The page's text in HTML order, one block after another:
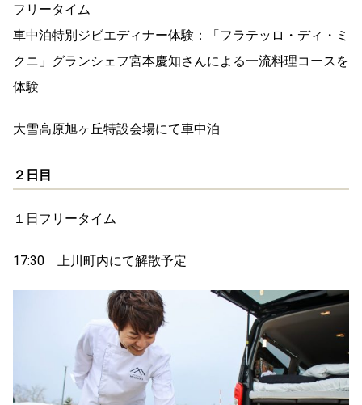
フリータイム
車中泊特別ジビエディナー体験：「フラテッロ・ディ・ミ
クニ」グランシェフ宮本慶知さんによる一流料理コースを
体験
大雪高原旭ヶ丘特設会場にて車中泊
２日目
１日フリータイム
17:30 上川町内にて解散予定